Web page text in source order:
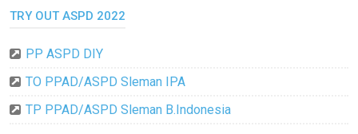
TRY OUT ASPD 2022
PP ASPD DIY
TO PPAD/ASPD Sleman IPA
TP PPAD/ASPD Sleman B.Indonesia